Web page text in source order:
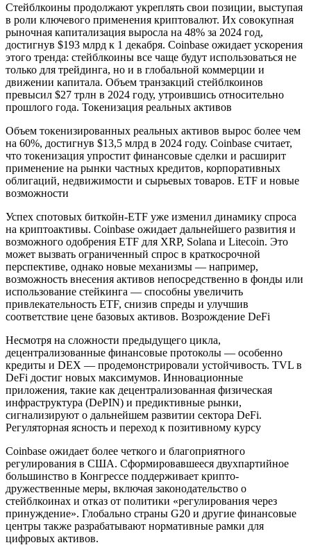
Стейблкоины продолжают укреплять свои позиции, выступая
в роли ключевого применения криптовалют. Их совокупная
рыночная капитализация выросла на 48% за 2024 год,
достигнув $193 млрд к 1 декабря. Coinbase ожидает ускорения
этого тренда: стейблкоины все чаще будут использоваться не
только для трейдинга, но и в глобальной коммерции и
движении капитала. Объем транзакций стейблкоинов
превысил $27 трлн в 2024 году, утроившись относительно
прошлого года. Токенизация реальных активов
Объем токенизированных реальных активов вырос более чем
на 60%, достигнув $13,5 млрд в 2024 году. Coinbase считает,
что токенизация упростит финансовые сделки и расширит
применение на рынки частных кредитов, корпоративных
облигаций, недвижимости и сырьевых товаров. ETF и новые
возможности
Успех спотовых биткойн-ETF уже изменил динамику спроса
на криптоактивы. Coinbase ожидает дальнейшего развития и
возможного одобрения ETF для XRP, Solana и Litecoin. Это
может вызвать ограниченный спрос в краткосрочной
перспективе, однако новые механизмы — например,
возможность внесения активов непосредственно в фонды или
использование стейкинга — способны увеличить
привлекательность ETF, снизив спреды и улучшив
соответствие цене базовых активов. Возрождение DeFi
Несмотря на сложности предыдущего цикла,
децентрализованные финансовые протоколы — особенно
кредиты и DEX — продемонстрировали устойчивость. TVL в
DeFi достиг новых максимумов. Инновационные
приложения, такие как децентрализованная физическая
инфраструктура (DePIN) и предиктивные рынки,
сигнализируют о дальнейшем развитии сектора DeFi.
Регуляторная ясность и переход к позитивному курсу
Coinbase ожидает более четкого и благоприятного
регулирования в США. Сформировавшееся двухпартийное
большинство в Конгрессе поддерживает крипто-
дружественные меры, включая законодательство о
стейблкоинах и отказ от политики «регулирования через
принуждение». Глобально страны G20 и другие финансовые
центры также разрабатывают нормативные рамки для
цифровых активов.